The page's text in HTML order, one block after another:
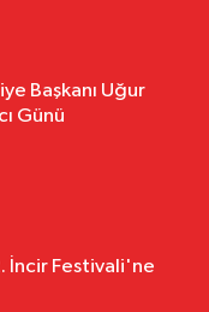
Başkanı Uğur
Günü
İncir Festivali'ne